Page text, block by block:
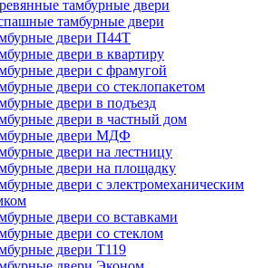
тамбурные двери
тамбурные двери
двери П44Т
двери в квартиру
двери с фрамугой
двери со стеклопакетом
двери в подъезд
двери в частный дом
двери МДФ
двери на лестницу
двери на площадку
двери с электромеханическим
двери со вставками
двери со стеклом
двери Т119